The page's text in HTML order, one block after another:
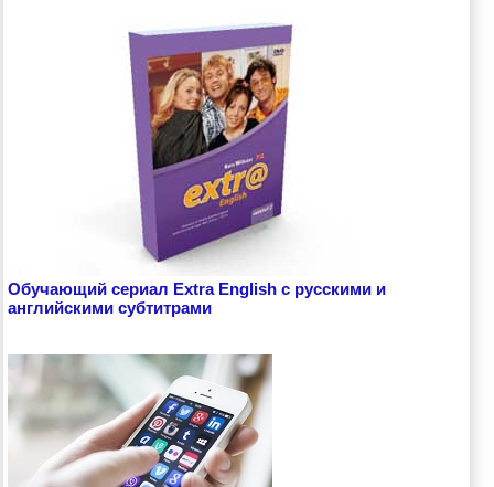
Обучающий сериал Extra English с русскими и
английскими субтитрами